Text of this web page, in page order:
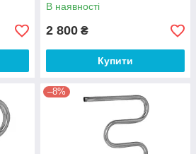
В наявності
2 800 ₴
Купити
–8%